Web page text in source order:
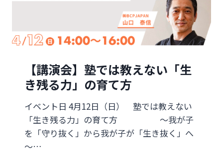
育
何
が
違
う
【講演会】塾では教えない「生
き残る力」の育て方
イベント日 4月12日（日） 塾では教えない
「生き残る力」の育て方 ～我が子
を「守り抜く」から我が子が「生き抜く」へ
～…